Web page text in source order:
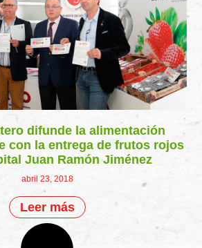
difunde la alimentación
con la entrega de frutos rojos
Juan Ramón Jiménez
abril 23, 2018
Leer más